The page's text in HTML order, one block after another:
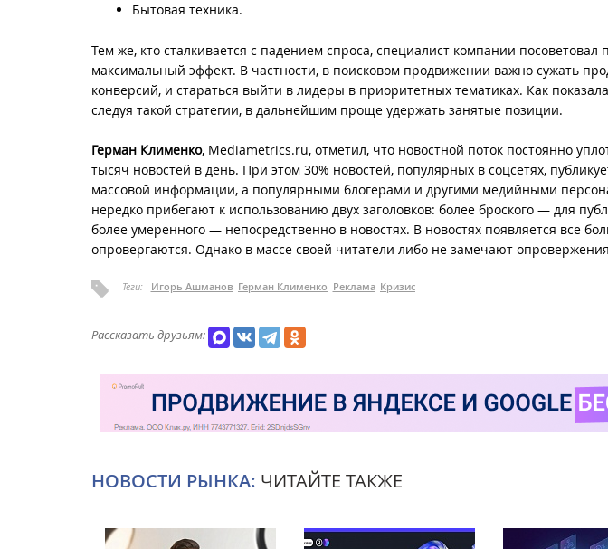
Бытовая техника.
Тем же, кто сталкивается с падением спроса, специалист компании
максимальный эффект. В частности, в поисковом продвижении важно сужать
конверсий, и стараться выйти в лидеры в приоритетных тематиках. Как
следуя такой стратегии, в дальнейшим проще удержать занятые позиции.
Герман Клименко, Mediametrics.ru, отметил, что новостной поток постоянно
тысяч новостей в день. При этом 30% новостей, популярных в соцсетях,
массовой информации, а популярными блогерами и другими медийными
нередко прибегают к использованию двух заголовков: более броского — для
более умеренного — непосредственно в новостях. В новостях появляется все
опровергаются. Однако в массе своей читатели либо не замечают
Теги: Игорь Ашманов Герман Клименко Реклама Кризис
Рассказать друзьям:
НОВОСТИ РЫНКА: ЧИТАЙТЕ ТАКЖЕ